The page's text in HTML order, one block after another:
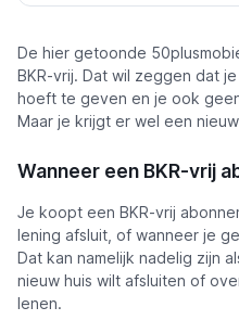
De hier getoonde
BKR-vrij. Dat wil zeggen dat
hoeft te geven en je ook
Maar je krijgt er wel een
Wanneer een BKR-vrij
Je koopt een BKR-vrij
lening afsluit, of wanneer je
Dat kan namelijk nadelig zijn
nieuw huis wilt afsluiten of
lenen.